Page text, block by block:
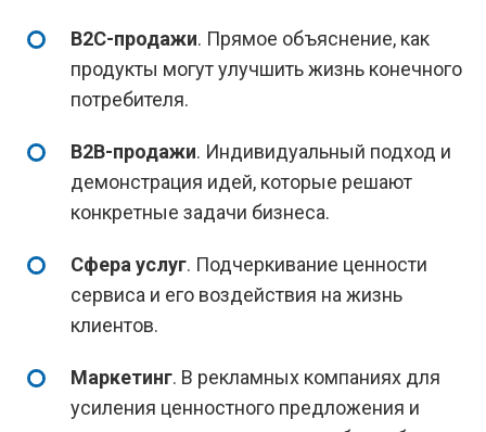
B2C-продажи. Прямое объяснение, как
продукты могут улучшить жизнь конечного
потребителя.
B2B-продажи. Индивидуальный подход и
демонстрация идей, которые решают
конкретные задачи бизнеса.
Сфера услуг. Подчеркивание ценности
сервиса и его воздействия на жизнь
клиентов.
Маркетинг. В рекламных компаниях для
усиления ценностного предложения и